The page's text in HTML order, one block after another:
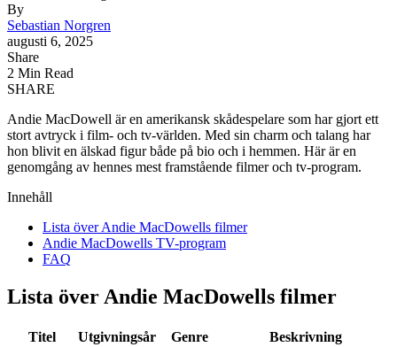
By
Sebastian Norgren
augusti 6, 2025
Share
2 Min Read
SHARE
Andie MacDowell är en amerikansk skådespelare som har gjort ett
stort avtryck i film- och tv-världen. Med sin charm och talang har
hon blivit en älskad figur både på bio och i hemmen. Här är en
genomgång av hennes mest framstående filmer och tv-program.
Innehåll
Lista över Andie MacDowells filmer
Andie MacDowells TV-program
FAQ
Lista över Andie MacDowells filmer
Titel Utgivningsår Genre Beskrivning